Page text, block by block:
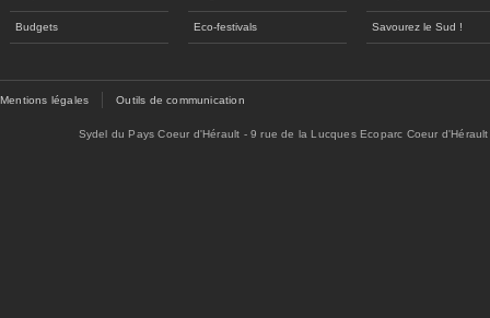
Budgets Eco-festivals Savourez le Sud !
Mentions légales Outils de communication
Sydel du Pays Coeur d'Hérault - 9 rue de la Lucques Ecoparc Coeur